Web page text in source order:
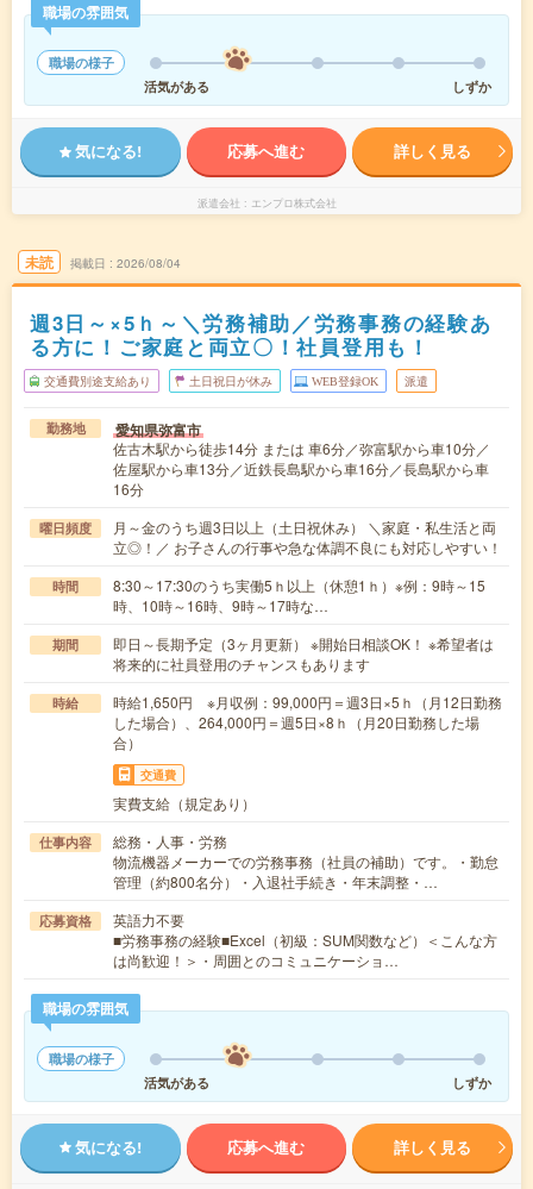
職場の雰囲気
職場の様子
活気がある
しずか
気になる! 応募へ進む 詳しく見る
派遣会社 エンプロ株式会社
未読 掲載日 2026/08/04
週3日～×5ｈ～＼労務補助／労務事務の経験あ
る方に！ご家庭と両立〇！社員登用も！
交通費別途支給あり 土日祝日が休み WEB登録OK 派遣
勤務地 愛知県弥富市
佐古木駅から徒歩14分 または 車6分／弥富駅から車10分／
佐屋駅から車13分／近鉄長島駅から車16分／長島駅から車
16分
曜日頻度
月～金のうち週3日以上（土日祝休み） ＼家庭・私生活と両
立◎！／ お子さんの行事や急な体調不良にも対応しやすい！
時間
8:30～17:30のうち実働5ｈ以上（休憩1ｈ）※例：9時～15
時、10時～16時、9時～17時な…
期間
即日～長期予定（3ヶ月更新） ※開始日相談OK！ ※希望者は
将来的に社員登用のチャンスもあります
時給
時給1,650円 ※月収例：99,000円＝週3日×5ｈ（月12日勤務
した場合）、264,000円＝週5日×8ｈ（月20日勤務した場
合）
交通費
実費支給（規定あり）
仕事内容
総務・人事・労務
物流機器メーカーでの労務事務（社員の補助）です。・勤怠
管理（約800名分）・入退社手続き・年末調整・…
応募資格
英語力不要
■労務事務の経験■Excel（初級：SUM関数など）＜こんな方
は尚歓迎！＞・周囲とのコミュニケーショ…
職場の雰囲気
職場の様子
活気がある
しずか
気になる! 応募へ進む 詳しく見る